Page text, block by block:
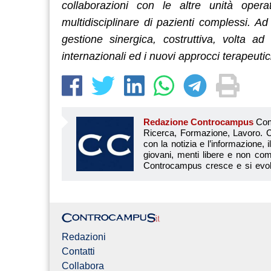
collaborazioni con le altre unità
multidisciplinare di pazienti complessi.
gestione sinergica, costruttiva, volta
internazionali ed i nuovi approcci
Redazione Controcampus Controcampus è Il magazine più letto dai giovani su: Scuola, Università, Ricerca, Formazione, Lavoro. Controcampus nasce nell’ottobre 2001 con la missione di affiancare con la notizia e l’informazione, il mondo dell’istruzione e dell’università. Il suo cuore pulsante sono i giovani, menti libere e non compromesse da nessun interesse di parte. Il progetto è ambizioso e Controcampus cresce e si evolve arricchendo il proprio staff con nuovi giovani vogliosi di
Redazioni
Contatti
Collabora